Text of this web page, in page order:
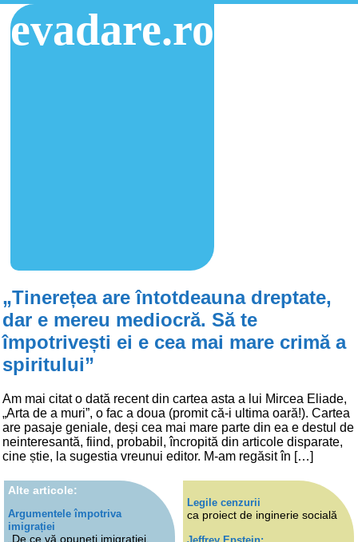
evadare.ro
„Tinerețea are întotdeauna dreptate,
dar e mereu mediocră. Să te
împotrivești ei e cea mai mare crimă a
spiritului”
Am mai citat o dată recent din cartea asta a lui Mircea Eliade,
„Arta de a muri”, o fac a doua (promit că-i ultima oară!). Cartea
are pasaje geniale, deși cea mai mare parte din ea e destul de
neinteresantă, fiind, probabil, încropită din articole disparate,
cine știe, la sugestia vreunui editor. M-am regăsit în […]
Alte articole:
Argumentele împotriva
imigrației
„De ce vă opuneți imigrației,
Legile cenzurii
ca proiect de inginerie socială